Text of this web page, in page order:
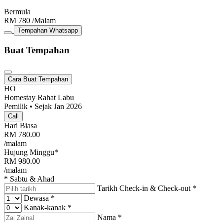
Bermula
RM 780 /Malam
Tempahan Whatsapp
Buat Tempahan
Cara Buat Tempahan
HO
Homestay Rahat Labu
Pemilik • Sejak Jan 2026
Call
Hari Biasa
RM 780.00
/malam
Hujung Minggu*
RM 980.00
/malam
* Sabtu & Ahad
Tarikh Check-in & Check-out *
Dewasa *
Kanak-kanak *
Nama *